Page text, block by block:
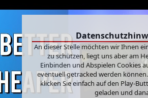
An dieser Stelle möchten wir Ihnen
zu schützen, liegt uns aber am
Einbinden und Abspielen Cookies
eventuell getracked werden
klicken Sie einfach auf den Play-
geladen und